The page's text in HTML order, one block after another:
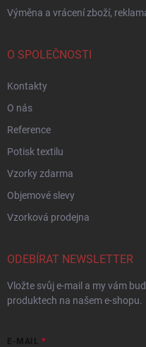
Výměna a vrácení zboží,
O SPOLEČNOSTI
Kontakty
O nás
Reference
Potisk textilu
Vzorky zdarma
Objemové slevy
Vzorková prodejna
ODEBÍRAT NEWSLETTER
Vložte svůj e-mail a my vám
produktech na našem e-shopu.
E-MAIL